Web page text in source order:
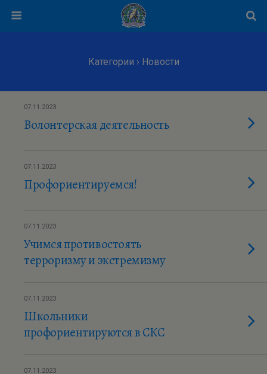
Категории › Новости
07.11.2023
Волонтерская деятельность
07.11.2023
Профориентируемся!
07.11.2023
Учимся противостоять
терроризму и экстремизму
07.11.2023
Школьники
профориентируются в СКС
07.11.2023